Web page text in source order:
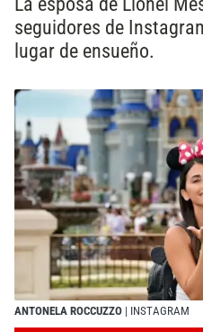
seguidores de
lugar de ensueño.
ANTONELA ROCCUZZO | INSTAGRAM